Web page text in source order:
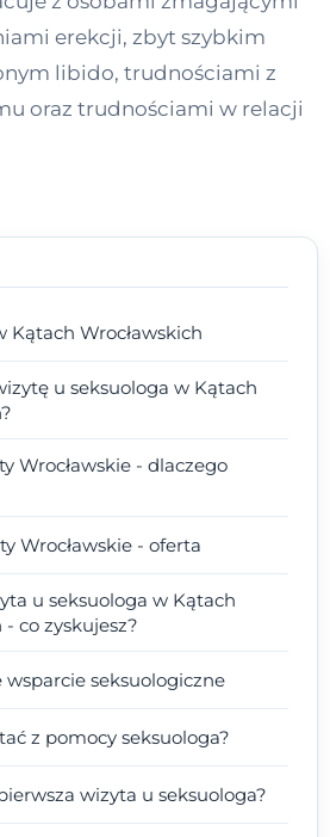
do portalu
erekcji, zbyt szybkim
libido, trudnościami z
oraz trudnościami w relacji
Kątach Wrocławskich
u seksuologa w Kątach
Wrocławskie - dlaczego
Wrocławskie - oferta
u seksuologa w Kątach
- co zyskujesz?
wsparcie seksuologiczne
z pomocy seksuologa?
wizyta u seksuologa?